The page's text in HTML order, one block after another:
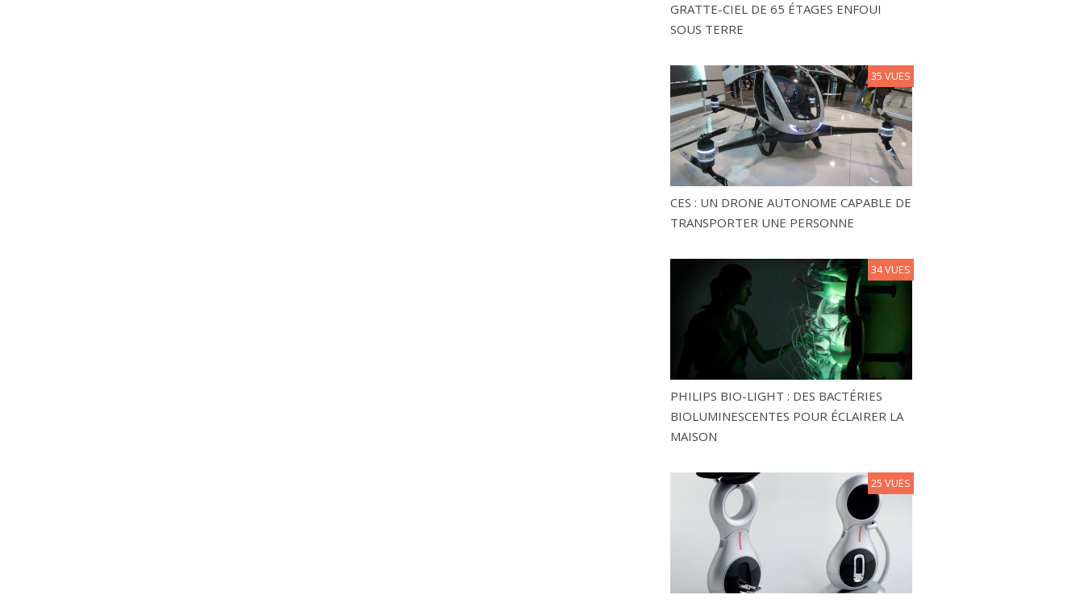
GRATTE-CIEL DE 65 ÉTAGES ENFOUI
SOUS TERRE
CES : UN DRONE AUTONOME CAPABLE DE
TRANSPORTER UNE PERSONNE
35 VUES
PHILIPS BIO-LIGHT : DES BACTÉRIES
BIOLUMINESCENTES POUR ÉCLAIRER LA
MAISON
34 VUES
25 VUES